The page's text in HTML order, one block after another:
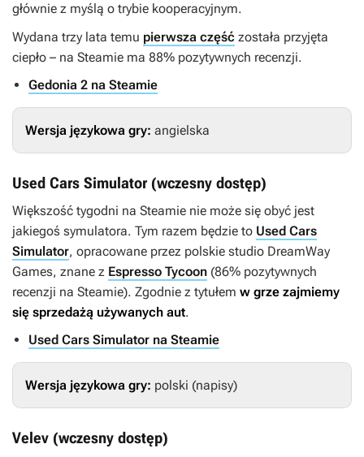
głównie z myślą o trybie kooperacyjnym.
Wydana trzy lata temu pierwsza część została przyjęta
ciepło – na Steamie ma 88% pozytywnych recenzji.
Gedonia 2 na Steamie
Wersja językowa gry: angielska
Used Cars Simulator (wczesny dostęp)
Większość tygodni na Steamie nie może się obyć jest
jakiegoś symulatora. Tym razem będzie to Used Cars
Simulator, opracowane przez polskie studio DreamWay
Games, znane z Espresso Tycoon (86% pozytywnych
recenzji na Steamie). Zgodnie z tytułem w grze zajmiemy
się sprzedażą używanych aut.
Used Cars Simulator na Steamie
Wersja językowa gry: polski (napisy)
Velev (wczesny dostęp)